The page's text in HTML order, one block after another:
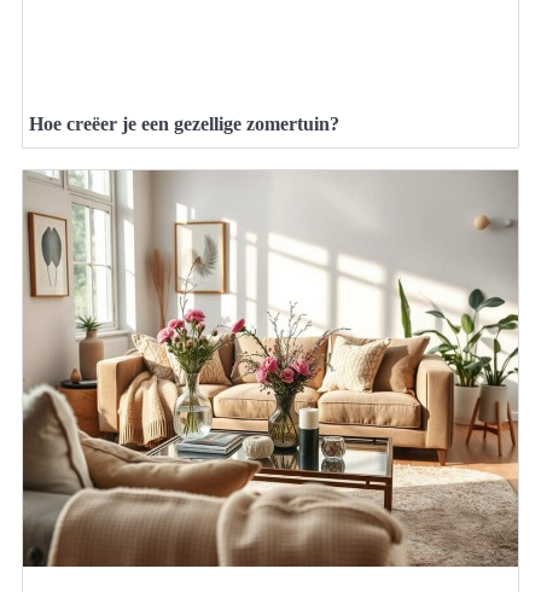
Hoe creëer je een gezellige zomertuin?